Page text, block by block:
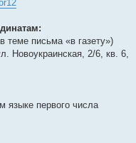
теме письма «в газету»)
Новоукраинская, 2/6, кв. 6,
языке первого числа